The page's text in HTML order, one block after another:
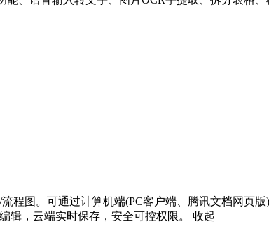
程图。可通过计算机端(PC客户端、腾讯文档网页
辑，云端实时保存，安全可控权限。
收起